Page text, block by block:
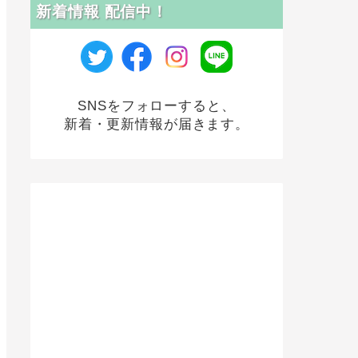
新着情報 配信中！
SNSをフォローすると、
新着・更新情報が届きます。